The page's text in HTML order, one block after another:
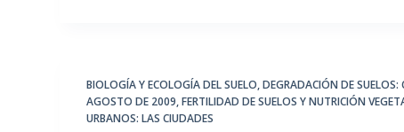
BIOLOGÍA Y ECOLOGÍA DEL SUELO,DEGRADACIÓN DE
AGOSTO DE 2009,FERTILIDAD DE SUELOS Y NUTRICIÓN
URBANOS: LAS CIUDADES